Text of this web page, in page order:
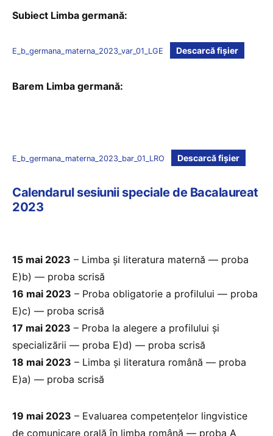
Subiect Limba germană:
E_b_germana_materna_2023_var_01_LGE Descarcă fișier
Barem Limba germană:
E_b_germana_materna_2023_bar_01_LRO Descarcă fișier
Calendarul sesiunii speciale de Bacalaureat
2023
15 mai 2023 – Limba și literatura maternă — proba
E)b) — proba scrisă
16 mai 2023 – Proba obligatorie a profilului — proba
E)c) — proba scrisă
17 mai 2023 – Proba la alegere a profilului și
specializării — proba E)d) — proba scrisă
18 mai 2023 – Limba și literatura română — proba
E)a) — proba scrisă
19 mai 2023 – Evaluarea competențelor lingvistice
de comunicare orală în limba română — proba A